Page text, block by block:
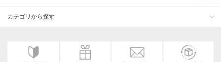
カテゴリから探す